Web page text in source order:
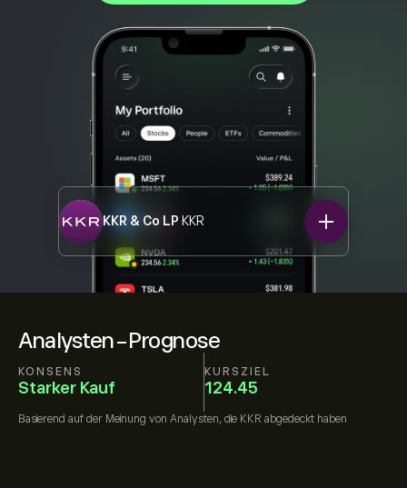
Analysten-Prognose
KONSENS
Starker Kauf
KURSZIEL
124.45
Basierend auf der Meinung von Analysten, die KKR abgedeckt haben
KKR & Co LP KKR